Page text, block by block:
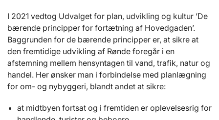
I 2021 vedtog Udvalget for plan, udvikling og kultur ’De
bærende principper for fortætning af Hovedgaden’.
Baggrunden for de bærende principper er, at sikre at
den fremtidige udvikling af Rønde foregår i en
afstemning mellem hensyntagen til vand, trafik, natur og
handel. Her ønsker man i forbindelse med planlægning
for om- og nybyggeri, blandt andet at sikre:
at midtbyen fortsat og i fremtiden er oplevelsesrig for